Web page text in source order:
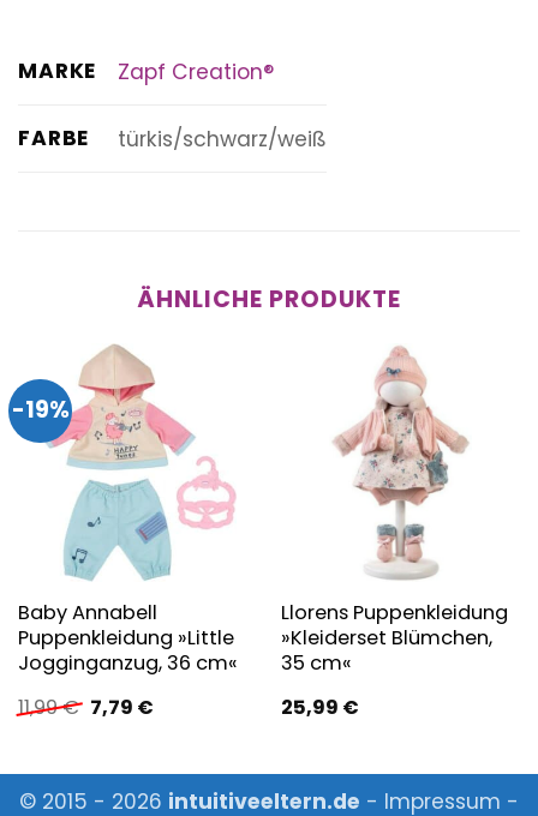
MARKE Zapf Creation®
FARBE türkis/schwarz/weiß
ÄHNLICHE PRODUKTE
-19%
Baby Annabell
Puppenkleidung »Little
Jogginganzug, 36 cm«
11,99€ Ursprünglicher
Preis
7,79 €Aktueller
Llorens Puppenkleidung
»Kleiderset Blümchen,
35 cm«
25,99 €
© 2015 - 2026 intuitiveeltern.de - Impressum -